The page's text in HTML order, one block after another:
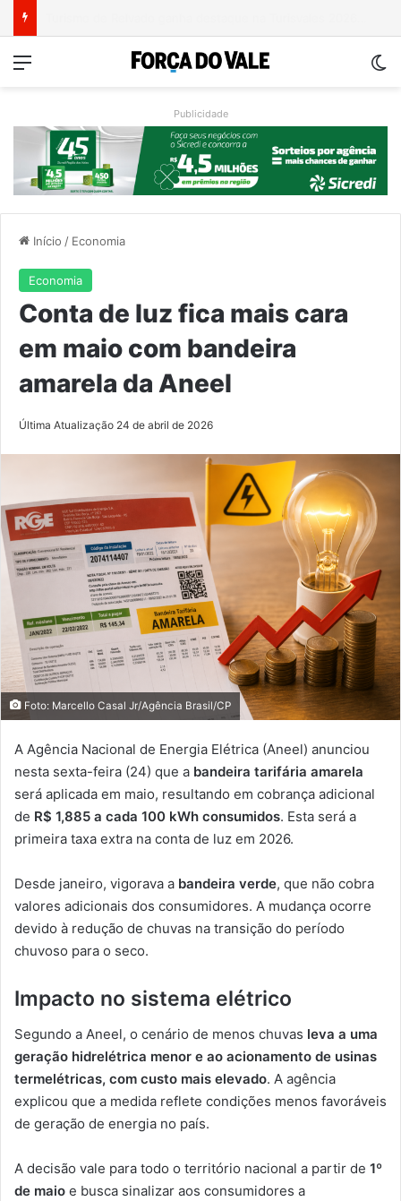
Menu
Publicidade
Início / Economia
Economia
Conta de luz fica mais cara
em maio com bandeira
amarela da Aneel
Última Atualização 24 de abril de 2026
Foto: Marcello Casal Jr/Agência Brasil/CP
A Agência Nacional de Energia Elétrica (Aneel) anunciou
nesta sexta-feira (24) que a bandeira tarifária amarela
será aplicada em maio, resultando em cobrança adicional
de R$ 1,885 a cada 100 kWh consumidos. Esta será a
primeira taxa extra na conta de luz em 2026.
Desde janeiro, vigorava a bandeira verde, que não cobra
valores adicionais dos consumidores. A mudança ocorre
devido à redução de chuvas na transição do período
chuvoso para o seco.
Impacto no sistema elétrico
Segundo a Aneel, o cenário de menos chuvas leva a uma
geração hidrelétrica menor e ao acionamento de usinas
termelétricas, com custo mais elevado. A agência
explicou que a medida reflete condições menos favoráveis
de geração de energia no país.
A decisão vale para todo o território nacional a partir de 1º
de maio e busca sinalizar aos consumidores a